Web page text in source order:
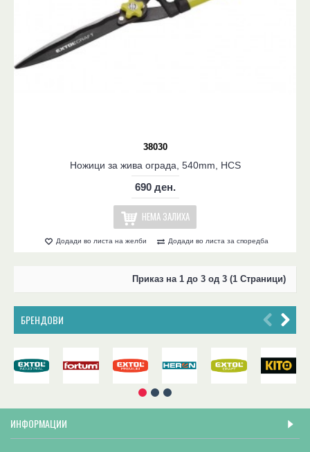
38030
Ножици за жива ограда, 540mm, HCS
690 ден.
НЕМА ЗАЛИХА
Додади во листа на желби Додади во листа за споредба
Приказ на 1 до 3 од 3 (1 Страници)
БРЕНДОВИ
ИНФОРМАЦИИ